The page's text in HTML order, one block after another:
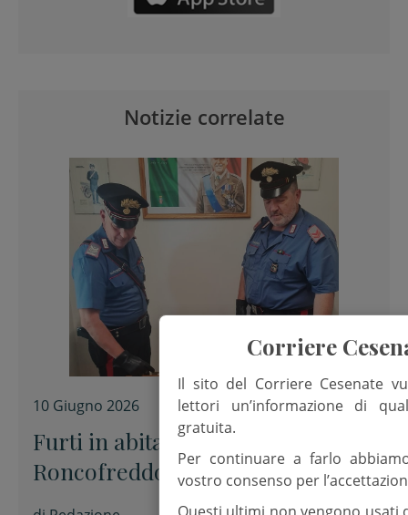
Notizie correlate
10 Giugno 2026
Furti in abitazione a
Roncofreddo, due arresti
Corriere
Il sito del Corriere Cesenate
lettori un’informazione di
gratuita.
Per continuare a farlo
vostro consenso per
Questi ultimi non vengono usati